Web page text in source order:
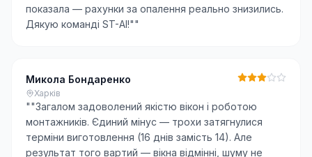
показала — рахунки за опалення реально знизились.
Дякую команді ST-AI!""
Микола Бондаренко
Харків
""Загалом задоволений якістю вікон і роботою
монтажників. Єдиний мінус — трохи затягнулися
терміни виготовлення (16 днів замість 14). Але
результат того вартий — вікна відмінні, шуму не